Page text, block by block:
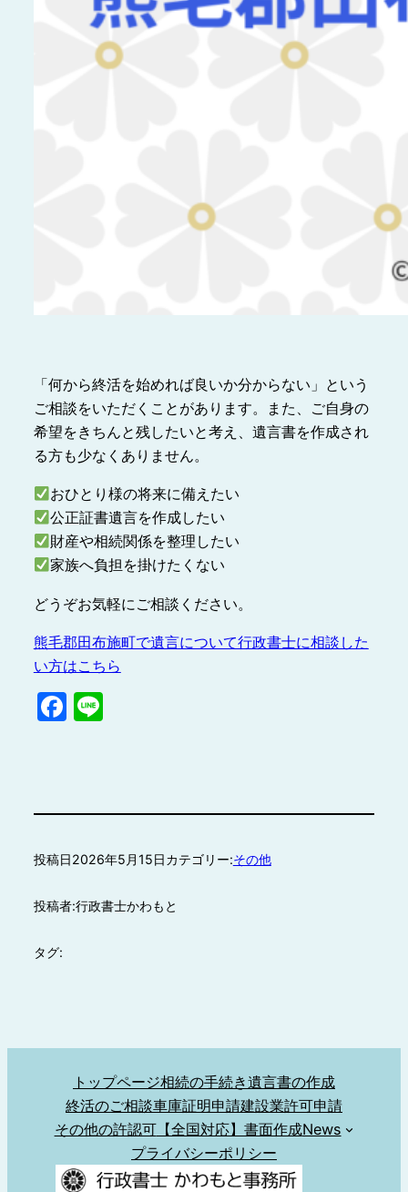
「何から終活を始めれば良いか分からない」という
ご相談をいただくことがあります。また、ご自身の
希望をきちんと残したいと考え、遺言書を作成され
る方も少なくありません。
おひとり様の将来に備えたい
公正証書遺言を作成したい
財産や相続関係を整理したい
家族へ負担を掛けたくない
どうぞお気軽にご相談ください。
熊毛郡田布施町で遺言について行政書士に相談した
い方はこちら
Facebook
Line
投稿日2026年5月15日カテゴリー:その他
投稿者:行政書士かわもと
タグ:
トップページ相続の手続き遺言書の作成
終活のご相談車庫証明申請建設業許可申請
その他の許認可【全国対応】書面作成News
プライバシーポリシー